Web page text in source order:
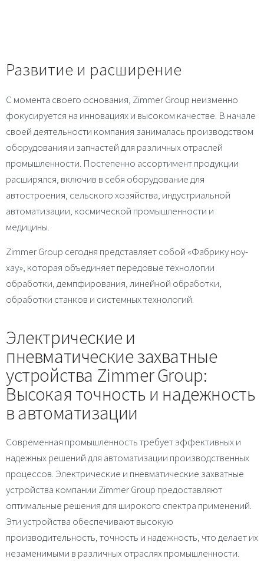
Развитие и расширение
С момента своего основания, Zimmer Group неизменно
фокусируется на инновациях и высоком качестве. В начале
своей деятельности компания занималась производством
оборудования и запчастей для различных отраслей
промышленности. Постепенно ассортимент продукции
расширялся, включив в себя оборудование для
автостроения, сельского хозяйства, индустриальной
автоматизации, космической промышленности и
медицины.
Zimmer Group сегодня представляет собой «Фабрику ноу-
хау», которая объединяет передовые технологии
обработки, демпфирования, линейной обработки,
обработки станков и системных технологий.
Электрические и
пневматические захватные
устройства Zimmer Group:
Высокая точность и надежность
в автоматизации
Современная промышленность требует эффективных и
надежных решений для автоматизации производственных
процессов. Электрические и пневматические захватные
устройства компании Zimmer Group предоставляют
оптимальные решения для широкого спектра применений.
Эти устройства обеспечивают высокую
производительность, точность и надежность, что делает их
незаменимыми в различных отраслях промышленности.